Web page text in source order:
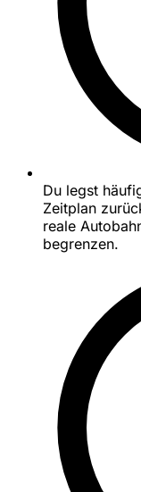
Du legst
Zeitplan
reale
begrenzen.